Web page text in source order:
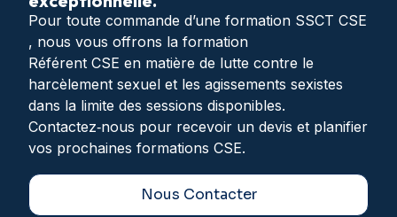
Pour toute commande d’une formation SSCT CSE
, nous vous offrons la formation
Référent CSE en matière de lutte contre le
harcèlement sexuel et les agissements sexistes
dans la limite des sessions disponibles.
Contactez‑nous pour recevoir un devis et planifier
vos prochaines formations CSE.
Nous Contacter